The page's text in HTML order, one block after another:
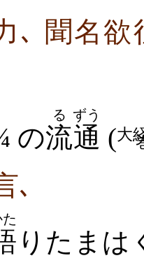
､ 聞名
の流
る
通
ずう
(大
､
りたまは